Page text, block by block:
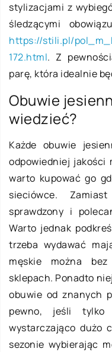
stylizacjami z
śledzącymi
https://stili.pl/
172.html. Z
parę, która idealnie
Obuwie
wiedzieć?
Każde obuwie
odpowiedniej jakości
warto kupować go
sieciówce.
sprawdzony i
Warto jednak
trzeba wydawać
męskie można
sklepach. Ponadto
obuwie od znanych
pewno, jeśli tylko
wystarczająco dużo
sezonie wybierając